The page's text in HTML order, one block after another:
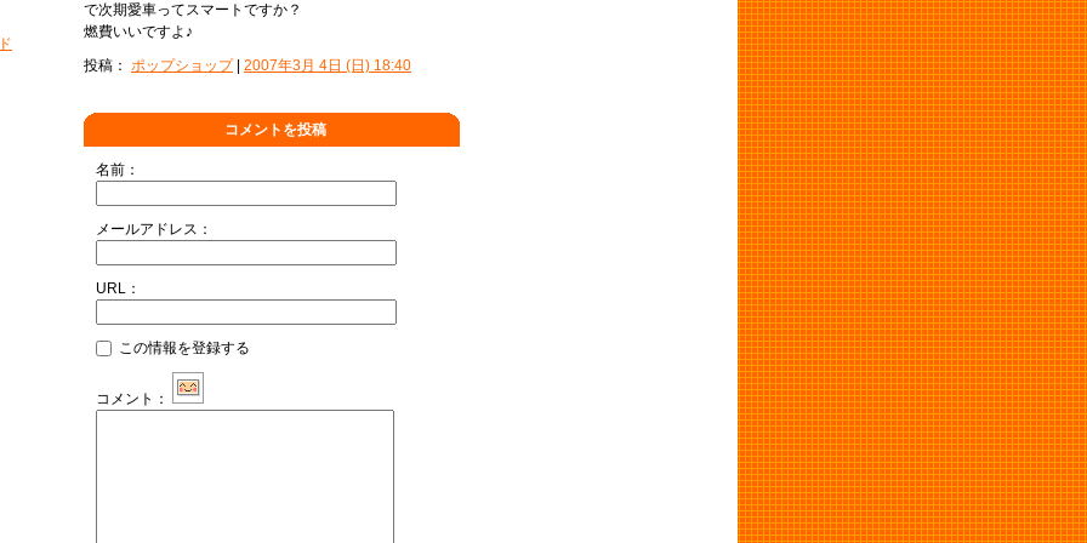
で次期愛車ってスマートですか？
燃費いいですよ♪
投稿： ポップショップ| 2007年3月 4日 (日) 18:40
コメントを投稿
名前：
メールアドレス：
URL：
この情報を登録する
コメント：